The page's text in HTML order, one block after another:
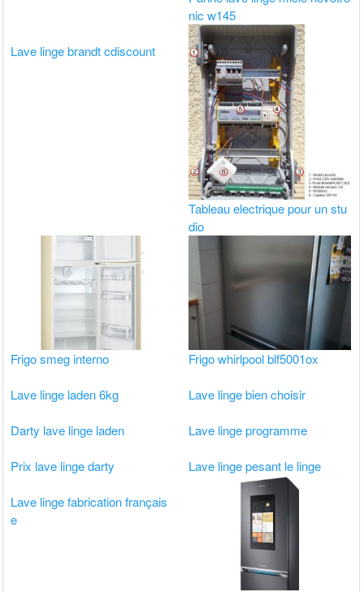
nic w145
Lave linge brandt cdiscount
Tableau electrique pour un stu
dio
Frigo smeg interno Frigo whirlpool blf5001ox
Lave linge laden 6kg Lave linge bien choisir
Darty lave linge laden Lave linge programme
Prix lave linge darty Lave linge pesant le linge
Lave linge fabrication français
e